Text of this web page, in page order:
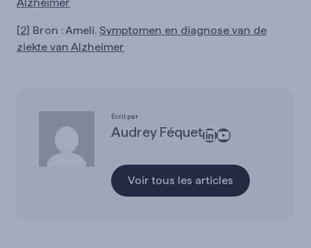
Alzheimer
[2] Bron : Ameli. Symptomen en diagnose van de
ziekte van Alzheimer
Écrit par
Audrey FéquetLinkedIn
YouTube
Voir tous les articles